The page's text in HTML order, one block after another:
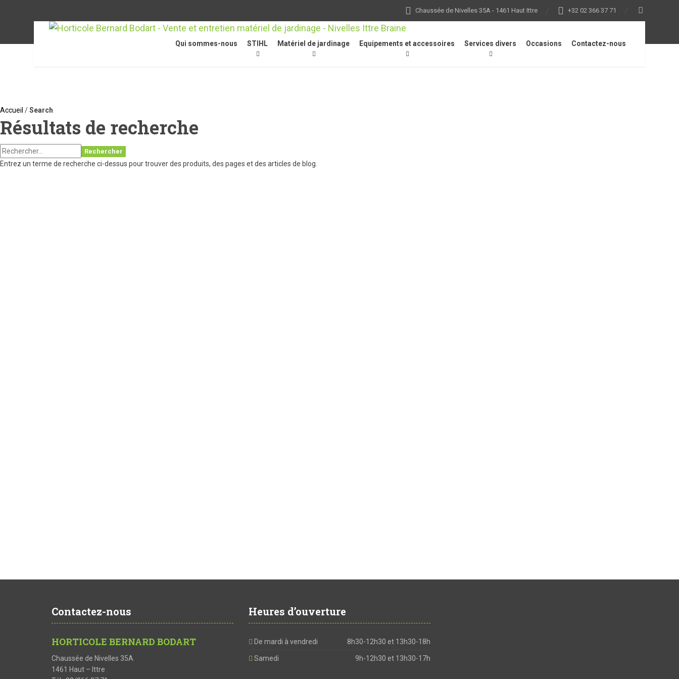
Chaussée de Nivelles 35A - 1461 Haut Ittre +32 02 366 37 71
Qui sommes-nous STIHL Matériel de jardinage Equipements et accessoires Services divers Occasions Contactez-nous
Accueil /Search
Résultats de recherche
Rechercher
Entrez un terme de recherche ci-dessus pour trouver des produits, des pages et des articles de blog.
Contactez-nous
HORTICOLE BERNARD BODART
Chaussée de Nivelles 35A
1461 Haut – Ittre
Heures d’ouverture
De mardi à vendredi 8h30-12h30 et 13h30-18h
Samedi 9h-12h30 et 13h30-17h